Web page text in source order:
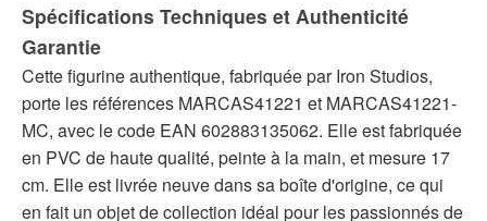
Spécifications Techniques et Authenticité
Garantie
Cette figurine authentique, fabriquée par Iron Studios,
porte les références MARCAS41221 et MARCAS41221-
MC, avec le code EAN 602883135062. Elle est fabriquée
en PVC de haute qualité, peinte à la main, et mesure 17
cm. Elle est livrée neuve dans sa boîte d'origine, ce qui
en fait un objet de collection idéal pour les passionnés de